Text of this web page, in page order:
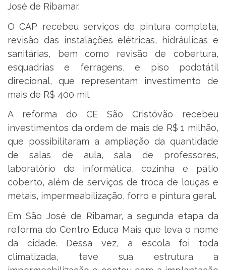
José de Ribamar.
O CAP recebeu serviços de pintura completa,
revisão das instalações elétricas, hidráulicas e
sanitárias, bem como revisão de cobertura,
esquadrias e ferragens, e piso podotátil
direcional, que representam investimento de
mais de R$ 400 mil.
A reforma do CE São Cristóvão recebeu
investimentos da ordem de mais de R$ 1 milhão,
que possibilitaram a ampliação da quantidade
de salas de aula, sala de professores,
laboratório de informática, cozinha e pátio
coberto, além de serviços de troca de louças e
metais, impermeabilização, forro e pintura geral.
Em São José de Ribamar, a segunda etapa da
reforma do Centro Educa Mais que leva o nome
da cidade. Dessa vez, a escola foi toda
climatizada, teve sua estrutura a